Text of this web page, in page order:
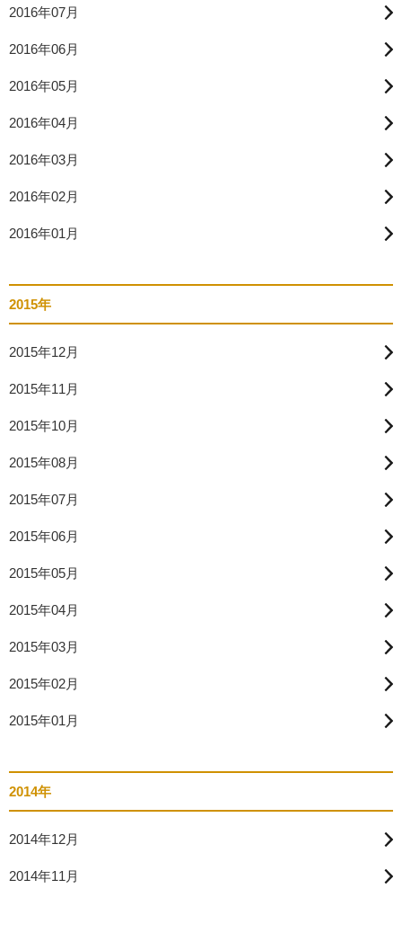
2016年07月
2016年06月
2016年05月
2016年04月
2016年03月
2016年02月
2016年01月
2015年
2015年12月
2015年11月
2015年10月
2015年08月
2015年07月
2015年06月
2015年05月
2015年04月
2015年03月
2015年02月
2015年01月
2014年
2014年12月
2014年11月